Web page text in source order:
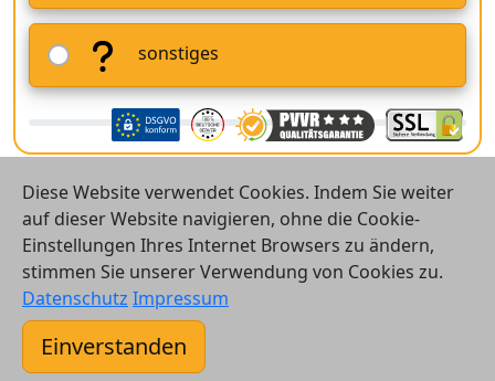
sonstiges
© 2026 Vergleichsrechner24 GmbH
Kontakt
Diese Website verwendet Cookies. Indem Sie weiter
auf dieser Website navigieren, ohne die Cookie-
Einstellungen Ihres Internet Browsers zu ändern,
stimmen Sie unserer Verwendung von Cookies zu.
Datenschutz Impressum
Einverstanden